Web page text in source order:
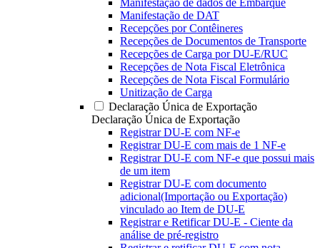
Manifestação de dados de Embarque
Manifestação de DAT
Recepções por Contêineres
Recepções de Documentos de Transporte
Recepções de Carga por DU-E/RUC
Recepções de Nota Fiscal Eletrônica
Recepções de Nota Fiscal Formulário
Unitização de Carga
Declaração Única de Exportação
Declaração Única de Exportação
Registrar DU-E com NF-e
Registrar DU-E com mais de 1 NF-e
Registrar DU-E com NF-e que possui mais
de um item
Registrar DU-E com documento
adicional(Importação ou Exportação)
vinculado ao Item de DU-E
Registrar e Retificar DU-E - Ciente da
análise de pré-registro